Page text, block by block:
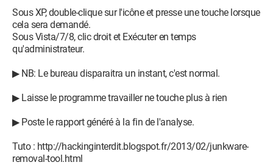
Sous XP, double-clique sur l'icône et presse une touche lorsque
cela sera demandé.
Sous Vista/7/8, clic droit et Exécuter en temps
qu'administrateur.
▶ NB: Le bureau disparaitra un instant, c'est normal.
▶ Laisse le programme travailler ne touche plus à rien
▶ Poste le rapport généré à la fin de l'analyse.
Tuto : http://hackinginterdit.blogspot.fr/2013/02/junkware-
removal-tool.html